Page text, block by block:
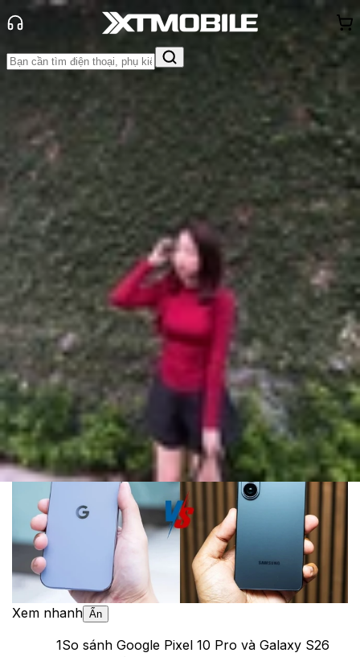
Tin tức
So Sánh
Tin Mới
Đánh Giá - Trên Tay So Sánh Tư vấn
Khuyến
mãiThủ thuật Hỏi đáp App - Game Thông báo
Khách
hàng - Sự kiện
So sánh Google Pixel 10 Pro và
Galaxy S26 Ultra: Flagship nào
đáng mua hơn?
Anh Thư
Ngày đăng: 25/03/2026
Cập nhật:
25/03/2026
Theo dõi XTMobile trên
Xem nhanh Ẩn
1So sánh Google Pixel 10 Pro và Galaxy S26